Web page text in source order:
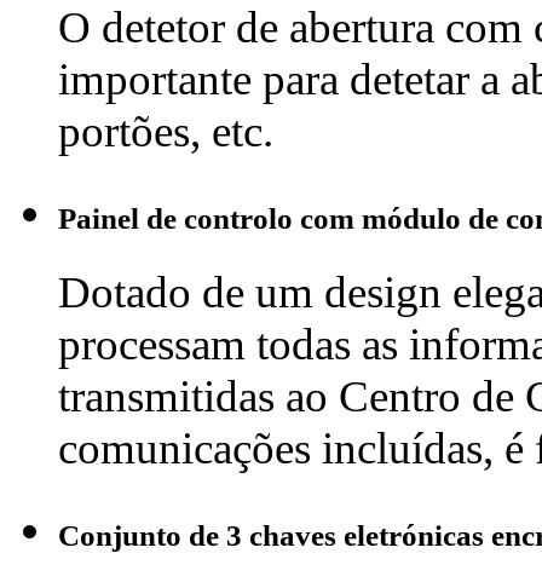
O detetor de abertura
importante para detetar a
portões, etc.
Painel de controlo com módulo de
Dotado de um design
processam todas as
transmitidas ao Centro de
comunicações incluídas,
Conjunto de 3 chaves eletrónicas